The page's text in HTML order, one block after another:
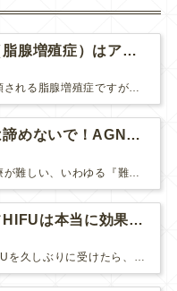
難治性イボ（脂腺増殖症）はアグネスAGNESが効果的です！
難治性いぼに分類される脂腺増殖症ですが、脂腺増殖症はAGNESアグネスにとても良く反応して、きれいに治すことができます。 ↑ 脂腺増殖症をアグネスAGNESで３回治療した1ヶ月後の写真です。...
脂腺増殖症は諦めないで！AGNESアグネス治療でツルツル肌に！
話題のハイフHIFUは本当に効果があるのか？
先日、ハイフHIFUを久しぶりに受けたら、顔の調子がとても良い感じです♪ 私はハイフHIFU後はいつも３日位、人には気付かれない程度に軽く腫れて、その後、グングンと顔が引き締まります。 ...